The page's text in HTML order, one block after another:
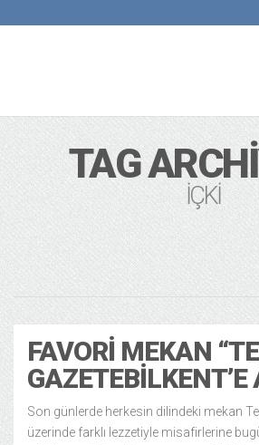
TAG
IÇKI
FAVORI MEKAN
Son günlerde herkesin dilindeki mekan
üzerinde farklı lezzetiyle misafirlerine